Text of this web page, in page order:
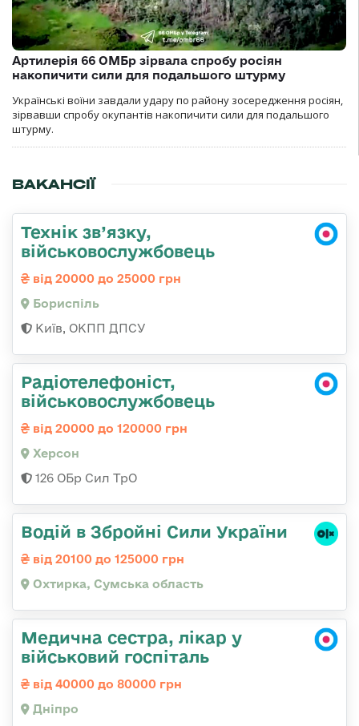
Артилерія 66 ОМБр зірвала спробу росіян
накопичити сили для подальшого штурму
Українські воїни завдали удару по району зосередження росіян,
зірвавши спробу окупантів накопичити сили для подальшого
штурму.
ВАКАНСІЇ
Технік зв’язку,
військовослужбовець
від 20000 до 25000 грн
Бориспіль
Київ, ОКПП ДПСУ
Радіотелефоніст,
військовослужбовець
від 20000 до 120000 грн
Херсон
126 ОБр Сил ТрО
Водій в Збройні Сили України
від 20100 до 125000 грн
Охтирка, Сумська область
Медична сестра, лікар у
військовий госпіталь
від 40000 до 80000 грн
Дніпро